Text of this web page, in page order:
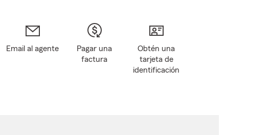
Email al agente
Pagar una
factura
Obtén una
tarjeta de
identificación